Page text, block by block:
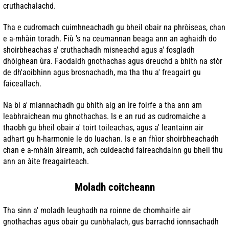
cruthachalachd.
Tha e cudromach cuimhneachadh gu bheil obair na phròiseas, chan
e a-mhàin toradh. Fiù 's na ceumannan beaga ann an aghaidh do
shoirbheachas a' cruthachadh misneachd agus a' fosgladh
dhòighean ùra. Faodaidh gnothachas agus dreuchd a bhith na stòr
de dh'aoibhinn agus brosnachadh, ma tha thu a' freagairt gu
faiceallach.
Na bi a' miannachadh gu bhith aig an ìre foirfe a tha ann am
leabhraichean mu ghnothachas. Is e an rud as cudromaiche a
thaobh gu bheil obair a' toirt toileachas, agus a' leantainn air
adhart gu h-harmonie le do luachan. Is e an fhìor shoirbheachadh
chan e a-mhàin àireamh, ach cuideachd faireachdainn gu bheil thu
ann an àite freagairteach.
Moladh coitcheann
Tha sinn a' moladh leughadh na roinne de chomhairle air
gnothachas agus obair gu cunbhalach, gus barrachd ionnsachadh